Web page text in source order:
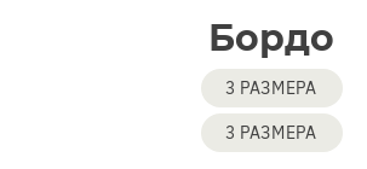
Бордо
3 РАЗМЕРА
3 РАЗМЕРА